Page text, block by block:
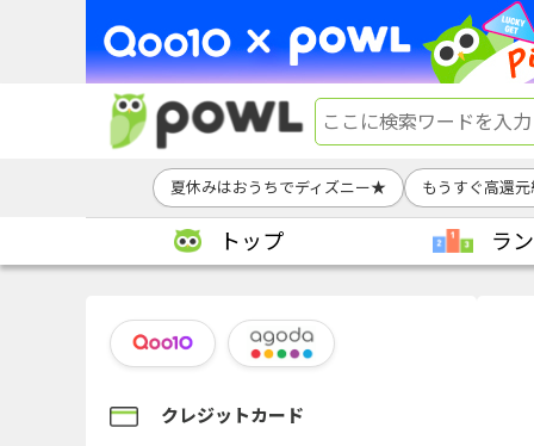
夏休みはおうちでディズニー★ もうすぐ高還
トップ ラ
クレジットカード